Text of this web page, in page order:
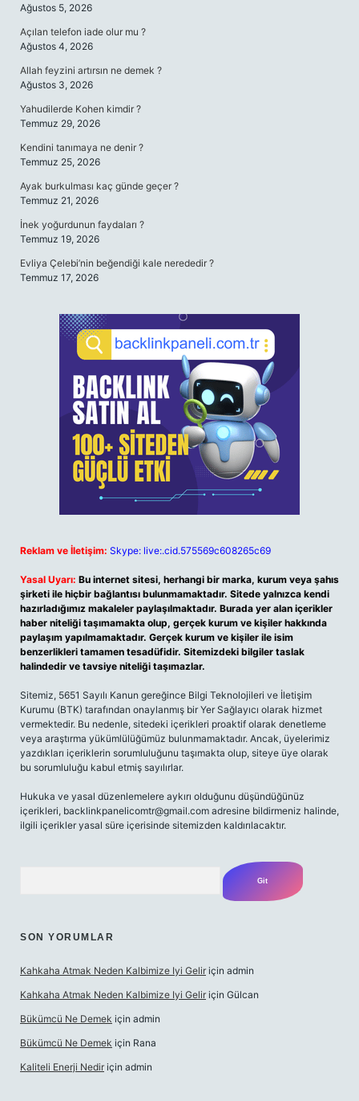
Ağustos 5, 2026
Açılan telefon iade olur mu ?
Ağustos 4, 2026
Allah feyzini artırsın ne demek ?
Ağustos 3, 2026
Yahudilerde Kohen kimdir ?
Temmuz 29, 2026
Kendini tanımaya ne denir ?
Temmuz 25, 2026
Ayak burkulması kaç günde geçer ?
Temmuz 21, 2026
İnek yoğurdunun faydaları ?
Temmuz 19, 2026
Evliya Çelebi’nin beğendiği kale nerededir ?
Temmuz 17, 2026
Reklam ve İletişim: Skype: live:.cid.575569c608265c69
Yasal Uyarı: Bu internet sitesi, herhangi bir marka, kurum veya şahıs
şirketi ile hiçbir bağlantısı bulunmamaktadır. Sitede yalnızca kendi
hazırladığımız makaleler paylaşılmaktadır. Burada yer alan içerikler
haber niteliği taşımamakta olup, gerçek kurum ve kişiler hakkında
paylaşım yapılmamaktadır. Gerçek kurum ve kişiler ile isim
benzerlikleri tamamen tesadüfidir. Sitemizdeki bilgiler taslak
halindedir ve tavsiye niteliği taşımazlar.
Sitemiz, 5651 Sayılı Kanun gereğince Bilgi Teknolojileri ve İletişim
Kurumu (BTK) tarafından onaylanmış bir Yer Sağlayıcı olarak hizmet
vermektedir. Bu nedenle, sitedeki içerikleri proaktif olarak denetleme
veya araştırma yükümlülüğümüz bulunmamaktadır. Ancak, üyelerimiz
yazdıkları içeriklerin sorumluluğunu taşımakta olup, siteye üye olarak
bu sorumluluğu kabul etmiş sayılırlar.
Hukuka ve yasal düzenlemelere aykırı olduğunu düşündüğünüz
içerikleri, backlinkpanelicomtr@gmail.com adresine bildirmeniz halinde,
ilgili içerikler yasal süre içerisinde sitemizden kaldırılacaktır.
SON YORUMLAR
Kahkaha Atmak Neden Kalbimize Iyi Gelir için admin
Kahkaha Atmak Neden Kalbimize Iyi Gelir için Gülcan
Bükümcü Ne Demek için admin
Bükümcü Ne Demek için Rana
Kaliteli Enerji Nedir için admin